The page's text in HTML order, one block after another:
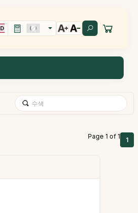
Page 1 of 1 1